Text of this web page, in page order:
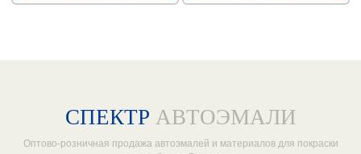
СПЕКТР АВТОЭМАЛИ
Оптово-розничная продажа автоэмалей и материалов для покраски